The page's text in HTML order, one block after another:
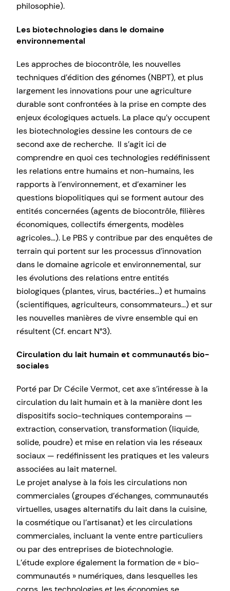
philosophie).
Les biotechnologies dans le domaine
environnemental
Les approches de biocontrôle, les nouvelles
techniques d’édition des génomes (NBPT), et plus
largement les innovations pour une agriculture
durable sont confrontées à la prise en compte des
enjeux écologiques actuels. La place qu’y occupent
les biotechnologies dessine les contours de ce
second axe de recherche. Il s’agit ici de
comprendre en quoi ces technologies redéfinissent
les relations entre humains et non-humains, les
rapports à l’environnement, et d’examiner les
questions biopolitiques qui se forment autour des
entités concernées (agents de biocontrôle, filières
économiques, collectifs émergents, modèles
agricoles…). Le PBS y contribue par des enquêtes de
terrain qui portent sur les processus d’innovation
dans le domaine agricole et environnemental, sur
les évolutions des relations entre entités
biologiques (plantes, virus, bactéries…) et humains
(scientifiques, agriculteurs, consommateurs…) et sur
les nouvelles manières de vivre ensemble qui en
résultent (Cf. encart N°3).
Circulation du lait humain et communautés bio-
sociales
Porté par Dr Cécile Vermot, cet axe s’intéresse à la
circulation du lait humain et à la manière dont les
dispositifs socio-techniques contemporains —
extraction, conservation, transformation (liquide,
solide, poudre) et mise en relation via les réseaux
sociaux — redéfinissent les pratiques et les valeurs
associées au lait maternel.
Le projet analyse à la fois les circulations non
commerciales (groupes d’échanges, communautés
virtuelles, usages alternatifs du lait dans la cuisine,
la cosmétique ou l’artisanat) et les circulations
commerciales, incluant la vente entre particuliers
ou par des entreprises de biotechnologie.
L’étude explore également la formation de « bio-
communautés » numériques, dans lesquelles les